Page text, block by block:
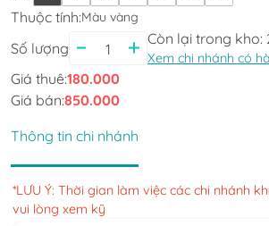
Thuộc tính:Màu vàng
Số lượng
Còn lại trong kho:
Xem chi nhánh có
Giá thuê:180.000
Giá bán:850.000
Thông tin chi nhánh
*LƯU Ý: Thời gian làm việc các chi nhánh
vui lòng xem kỹ